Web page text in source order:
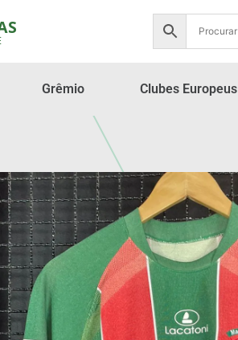
Grêmio Clubes Europeus